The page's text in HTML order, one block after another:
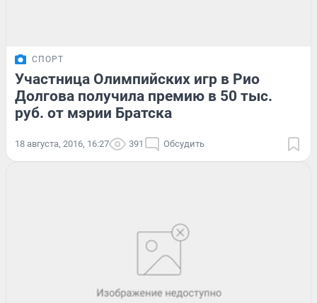
СПОРТ
Участница Олимпийских игр в Рио
Долгова получила премию в 50 тыс.
руб. от мэрии Братска
18 августа, 2016, 16:27 391 Обсудить